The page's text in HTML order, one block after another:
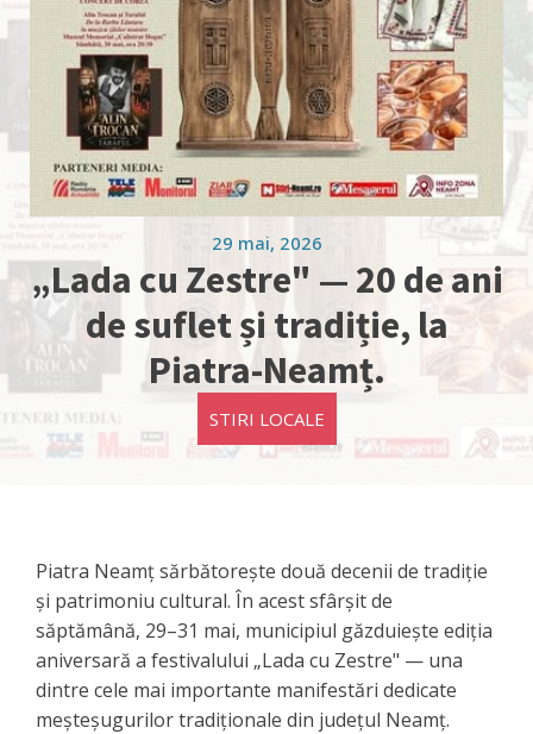
29 mai, 2026
„Lada cu Zestre" — 20 de ani
de suflet și tradiție, la
Piatra-Neamț.
STIRI LOCALE
Piatra Neamț sărbătorește două decenii de tradiție
și patrimoniu cultural. În acest sfârșit de
săptămână, 29–31 mai, municipiul găzduiește ediția
aniversară a festivalului „Lada cu Zestre" — una
dintre cele mai importante manifestări dedicate
meșteșugurilor tradiționale din județul Neamț.